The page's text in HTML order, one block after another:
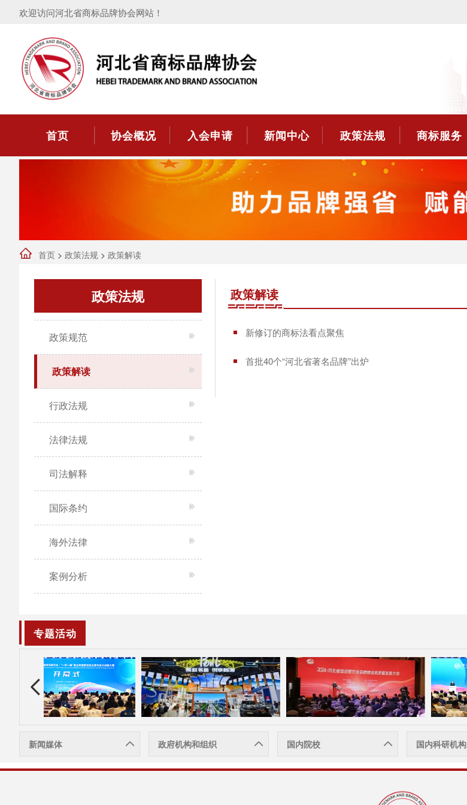
欢迎访问河北省商标品牌协会网站！
首页 协会概况 入会申请 新闻中心 政策法规 商标服务
首页 > 政策法规 > 政策解读
政策法规
政策规范
政策解读
行政法规
法律法规
司法解释
国际条约
海外法律
案例分析
政策解读
新修订的商标法看点聚焦
首批40个“河北省著名品牌”出炉
专题活动
新闻媒体 政府机构和组织 国内院校 国内科研机构